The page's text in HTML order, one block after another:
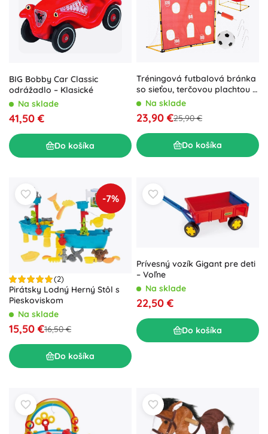
BIG Bobby Car Classic
odrážadlo – Klasické
Na sklade
41,50 €
Do košíka
Tréningová futbalová bránka
so sieťou, terčovou plachtou a
loptou
Na sklade
23,90 €25,90 €
Do košíka
-7%
(2)
Pirátsky Lodný Herný Stôl s
Pieskoviskom
Na sklade
15,50 €16,50 €
Do košíka
Prívesný vozík Gigant pre deti
– Voľne
Na sklade
22,50 €
Do košíka